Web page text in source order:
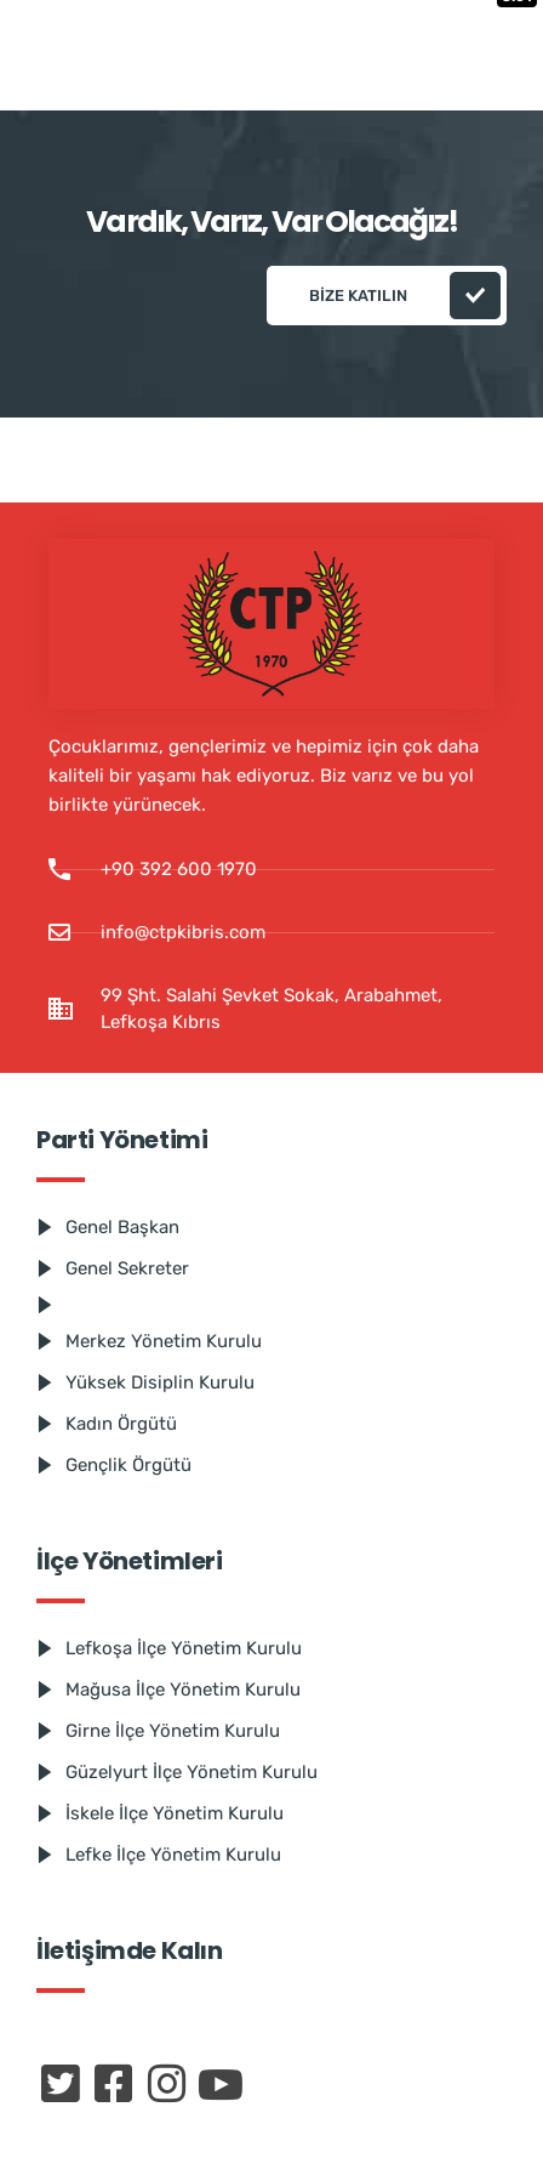
Vardık, Varız, Var Olacağız!
BIZE KATILIN
Çocuklarımız, gençlerimiz ve hepimiz için çok daha
kaliteli bir yaşamı hak ediyoruz. Biz varız ve bu yol
birlikte yürünecek.
+90 392 600 1970
info@ctpkibris.com
99 Şht. Salahi Şevket Sokak, Arabahmet,
Lefkoşa Kıbrıs
Parti Yönetimi
Genel Başkan
Genel Sekreter
Merkez Yönetim Kurulu
Yüksek Disiplin Kurulu
Kadın Örgütü
Gençlik Örgütü
İlçe Yönetimleri
Lefkoşa İlçe Yönetim Kurulu
Mağusa İlçe Yönetim Kurulu
Girne İlçe Yönetim Kurulu
Güzelyurt İlçe Yönetim Kurulu
İskele İlçe Yönetim Kurulu
Lefke İlçe Yönetim Kurulu
İletişimde Kalın